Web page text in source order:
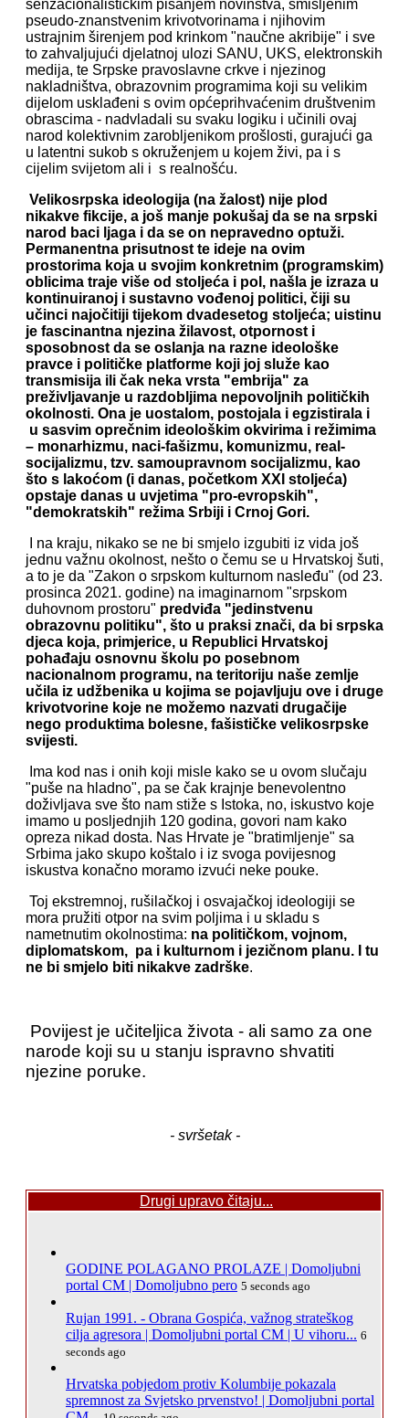
senzacionalističkim pisanjem novinstva, smišljenim
pseudo-znanstvenim krivotvorinama i njihovim
ustrajnim širenjem pod krinkom "naučne akribije" i sve
to zahvaljujući djelatnoj ulozi SANU, UKS, elektronskih
medija, te Srpske pravoslavne crkve i njezinog
nakladništva, obrazovnim programima koji su velikim
dijelom usklađeni s ovim općeprihvaćenim društvenim
obrascima - nadvladali su svaku logiku i učinili ovaj
narod kolektivnim zarobljenikom prošlosti, gurajući ga
u latentni sukob s okruženjem u kojem živi, pa i s
cijelim svijetom ali i s realnošću.
Velikosrpska ideologija (na žalost) nije plod
nikakve fikcije, a još manje pokušaj da se na srpski
narod baci ljaga i da se on nepravedno optuži.
Permanentna prisutnost te ideje na ovim
prostorima koja u svojim konkretnim (programskim)
oblicima traje više od stoljeća i pol, našla je izraza u
kontinuiranoj i sustavno vođenoj politici, čiji su
učinci najočitiji tijekom dvadesetog stoljeća; uistinu
je fascinantna njezina žilavost, otpornost i
sposobnost da se oslanja na razne ideološke
pravce i političke platforme koji joj služe kao
transmisija ili čak neka vrsta "embrija" za
preživljavanje u razdobljima nepovoljnih političkih
okolnosti. Ona je uostalom, postojala i egzistirala i
u sasvim oprečnim ideološkim okvirima i režimima
– monarhizmu, naci-fašizmu, komunizmu, real-
socijalizmu, tzv. samoupravnom socijalizmu, kao
što s lakoćom (i danas, početkom XXI stoljeća)
opstaje danas u uvjetima "pro-evropskih",
"demokratskih" režima Srbiji i Crnoj Gori.
I na kraju, nikako se ne bi smjelo izgubiti iz vida još
jednu važnu okolnost, nešto o čemu se u Hrvatskoj šuti,
a to je da "Zakon o srpskom kulturnom nasleđu" (od 23.
prosinca 2021. godine) na imaginarnom "srpskom
duhovnom prostoru" predviđa "jedinstvenu
obrazovnu politiku", što u praksi znači, da bi srpska
djeca koja, primjerice, u Republici Hrvatskoj
pohađaju osnovnu školu po posebnom
nacionalnom programu, na teritoriju naše zemlje
učila iz udžbenika u kojima se pojavljuju ove i druge
krivotvorine koje ne možemo nazvati drugačije
nego produktima bolesne, fašističke velikosrpske
svijesti.
Ima kod nas i onih koji misle kako se u ovom slučaju
"puše na hladno", pa se čak krajnje benevolentno
doživljava sve što nam stiže s Istoka, no, iskustvo koje
imamo u posljednjih 120 godina, govori nam kako
opreza nikad dosta. Nas Hrvate je "bratimljenje" sa
Srbima jako skupo koštalo i iz svoga povijesnog
iskustva konačno moramo izvući neke pouke.
Toj ekstremnoj, rušilačkoj i osvajačkoj ideologiji se
mora pružiti otpor na svim poljima i u skladu s
nametnutim okolnostima: na političkom, vojnom,
diplomatskom, pa i kulturnom i jezičnom planu. I tu
ne bi smjelo biti nikakve zadrške.
Povijest je učiteljica života - ali samo za one
narode koji su u stanju ispravno shvatiti
njezine poruke.
- svršetak -
Drugi upravo čitaju...
GODINE POLAGANO PROLAZE | Domoljubni
portal CM | Domoljubno pero 5 seconds ago
Rujan 1991. - Obrana Gospića, važnog strateškog
cilja agresora | Domoljubni portal CM | U vihoru... 6
seconds ago
Hrvatska pobjedom protiv Kolumbije pokazala
spremnost za Svjetsko prvenstvo! | Domoljubni portal